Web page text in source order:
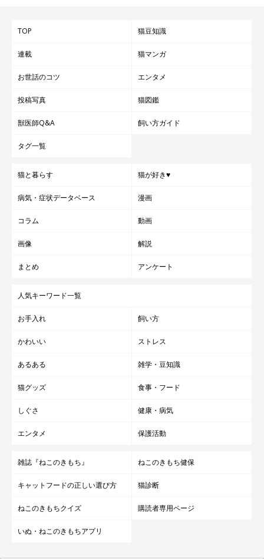
TOP 猫豆知識
連載 猫マンガ
お世話のコツ エンタメ
投稿写真 猫図鑑
獣医師Q&A 飼い方ガイド
タグ一覧
猫と暮らす 猫が好き♥
病気・症状データベース 漫画
コラム 動画
画像 解説
まとめ アンケート
人気キーワード一覧
お手入れ 飼い方
かわいい ストレス
あるある 雑学・豆知識
猫グッズ 食事・フード
しぐさ 健康・病気
エンタメ 保護活動
雑誌『ねこのきもち』 ねこのきもち健保
キャットフードの正しい選び方 猫診断
ねこのきもちクイズ 購読者専用ページ
いぬ・ねこのきもちアプリ